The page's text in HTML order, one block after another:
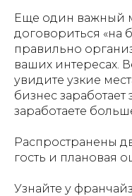
Еще один важный
договориться «на
правильно
ваших интересах.
увидите узкие
бизнес
заработаете
Распространены
гость и плановая
Узнайте у